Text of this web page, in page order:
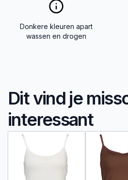
Donkere kleuren apart
wassen en drogen
Dit vind je
interessant